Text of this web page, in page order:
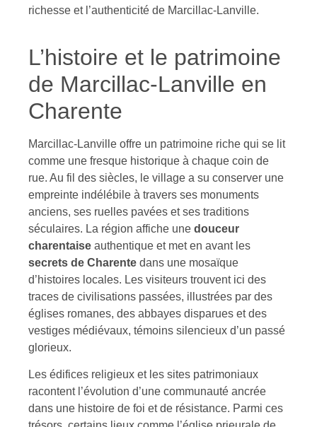
richesse et l’authenticité de Marcillac-Lanville.
L’histoire et le patrimoine
de Marcillac-Lanville en
Charente
Marcillac-Lanville offre un patrimoine riche qui se lit
comme une fresque historique à chaque coin de
rue. Au fil des siècles, le village a su conserver une
empreinte indélébile à travers ses monuments
anciens, ses ruelles pavées et ses traditions
séculaires. La région affiche une douceur
charentaise authentique et met en avant les
secrets de Charente dans une mosaïque
d’histoires locales. Les visiteurs trouvent ici des
traces de civilisations passées, illustrées par des
églises romanes, des abbayes disparues et des
vestiges médiévaux, témoins silencieux d’un passé
glorieux.
Les édifices religieux et les sites patrimoniaux
racontent l’évolution d’une communauté ancrée
dans une histoire de foi et de résistance. Parmi ces